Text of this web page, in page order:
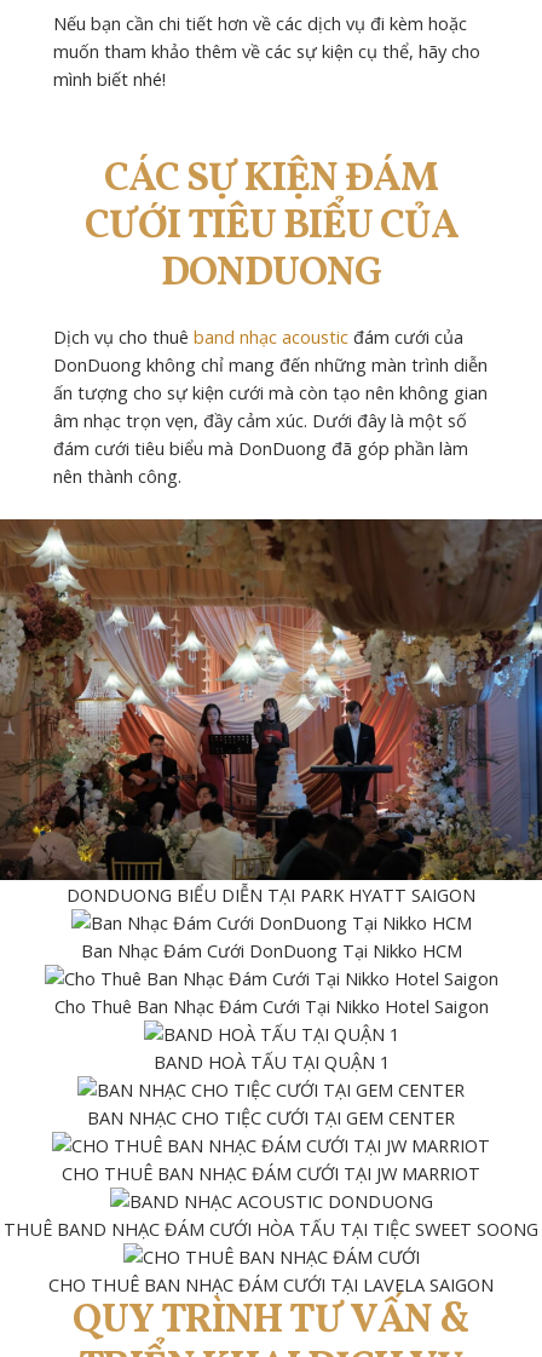
Nếu bạn cần chi tiết hơn về các dịch vụ đi kèm hoặc
muốn tham khảo thêm về các sự kiện cụ thể, hãy cho
mình biết nhé!
CÁC SỰ KIỆN ĐÁM
CƯỚI TIÊU BIỂU CỦA
DONDUONG
Dịch vụ cho thuê band nhạc acoustic đám cưới của
DonDuong không chỉ mang đến những màn trình diễn
ấn tượng cho sự kiện cưới mà còn tạo nên không gian
âm nhạc trọn vẹn, đầy cảm xúc. Dưới đây là một số
đám cưới tiêu biểu mà DonDuong đã góp phần làm
nên thành công.
DONDUONG BIỂU DIỄN TẠI PARK HYATT SAIGON
Ban Nhạc Đám Cưới DonDuong Tại Nikko HCM
Cho Thuê Ban Nhạc Đám Cưới Tại Nikko Hotel Saigon
BAND HOÀ TẤU TẠI QUẬN 1
BAN NHẠC CHO TIỆC CƯỚI TẠI GEM CENTER
CHO THUÊ BAN NHẠC ĐÁM CƯỚI TẠI JW MARRIOT
THUÊ BAND NHẠC ĐÁM CƯỚI HÒA TẤU TẠI TIỆC SWEET SOONG
CHO THUÊ BAN NHẠC ĐÁM CƯỚI TẠI LAVELA SAIGON
QUY TRÌNH TƯ VẤN &